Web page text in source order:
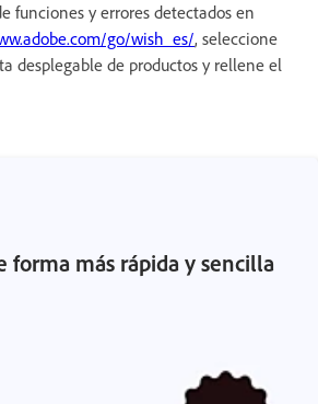
funciones y errores detectados en
go/wish_es/, seleccione
desplegable de productos y rellene el
forma más rápida y sencilla